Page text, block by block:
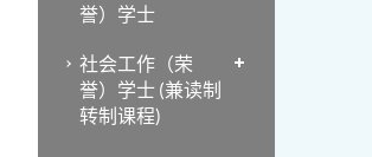
誉）学士
社会工作（荣
誉）学士 (兼读制
转制课程)